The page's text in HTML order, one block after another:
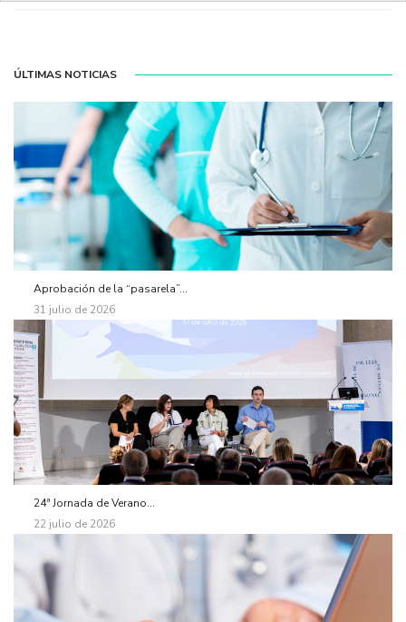
ÚLTIMAS NOTICIAS
Aprobación de la “pasarela”...
31 julio de 2026
24ª Jornada de Verano...
22 julio de 2026